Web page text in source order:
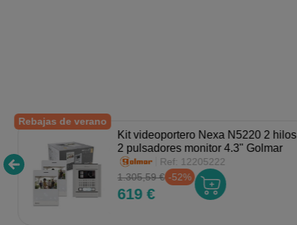
Rebajas de verano
Kit videoportero Nexa N5220 2 hilos
2 pulsadores monitor 4.3" Golmar
Ref: 12205222
1.305,59 € -52%
619 €